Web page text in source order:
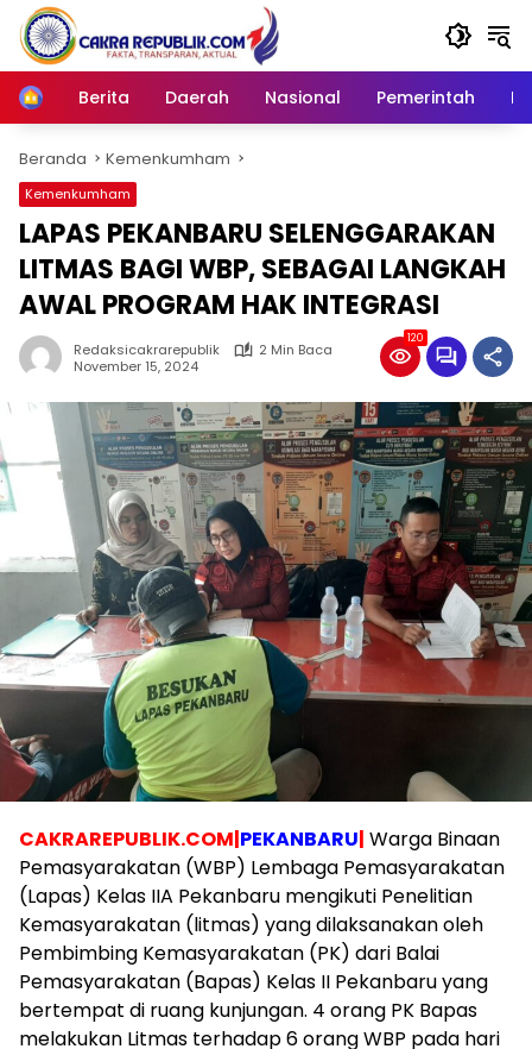
Langsung
konten
Home
Berita Daerah Nasional Pemerintah
Beranda Kemenkumham
Kemenkumham
LAPAS PEKANBARU SELENGGARAKAN
LITMAS BAGI WBP, SEBAGAI LANGKAH
AWAL PROGRAM HAK INTEGRASI
Redaksicakrarepublik
2 Min Baca
November 15, 2024
120
CAKRAREPUBLIK.COM|PEKANBARU| Warga Binaan
Pemasyarakatan (WBP) Lembaga Pemasyarakatan
(Lapas) Kelas IIA Pekanbaru mengikuti Penelitian
Kemasyarakatan (litmas) yang dilaksanakan oleh
Pembimbing Kemasyarakatan (PK) dari Balai
Pemasyarakatan (Bapas) Kelas II Pekanbaru yang
bertempat di ruang kunjungan. 4 orang PK Bapas
melakukan Litmas terhadap 6 orang WBP pada hari